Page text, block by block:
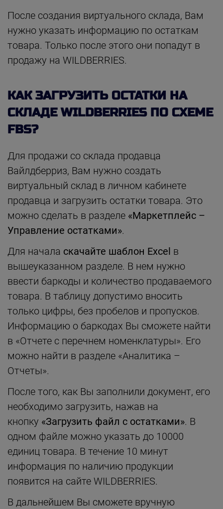
После создания виртуального склада, Вам
нужно указать информацию по остаткам
товара. Только после этого они попадут в
продажу на WILDBERRIES.
КАК ЗАГРУЗИТЬ ОСТАТКИ НА
СКЛАДЕ WILDBERRIES ПО СХЕМЕ
FBS?
Для продажи со склада продавца
Вайлдберриз, Вам нужно создать
виртуальный склад в личном кабинете
продавца и загрузить остатки товара. Это
можно сделать в разделе «Маркетплейс –
Управление остатками».
Для начала скачайте шаблон Excel в
вышеуказанном разделе. В нем нужно
ввести баркоды и количество продаваемого
товара. В таблицу допустимо вносить
только цифры, без пробелов и пропусков.
Информацию о баркодах Вы сможете найти
в «Отчете с перечнем номенклатуры». Его
можно найти в разделе «Аналитика –
Отчеты».
После того, как Вы заполнили документ, его
необходимо загрузить, нажав на
кнопку «Загрузить файл с остатками». В
одном файле можно указать до 10000
единиц товара. В течение 10 минут
информация по наличию продукции
появится на сайте WILDBERRIES.
В дальнейшем Вы сможете вручную